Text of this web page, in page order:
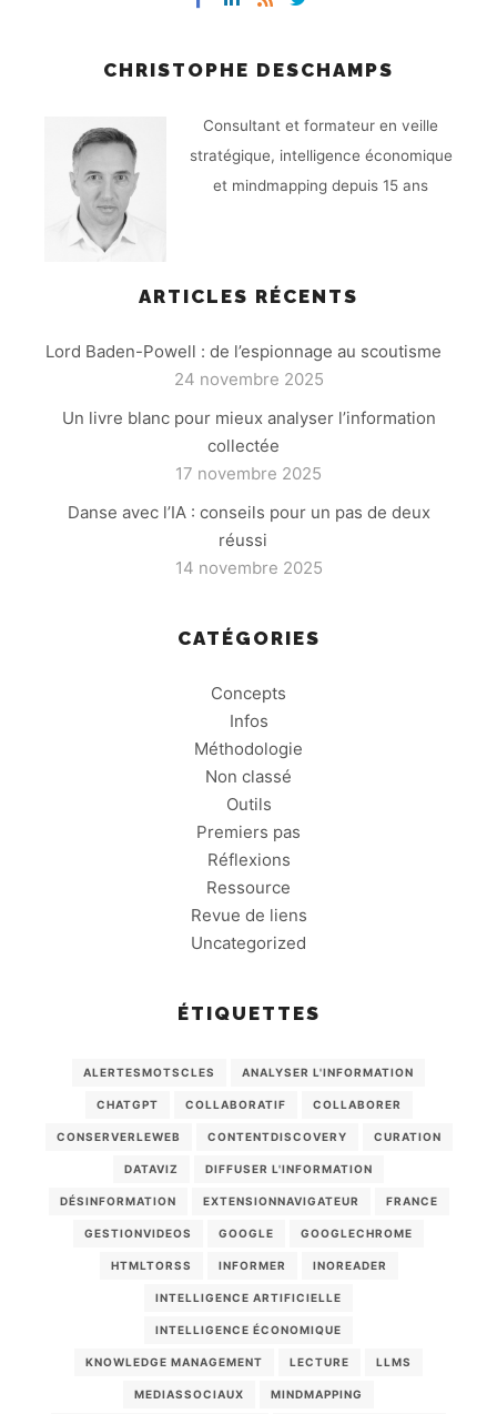
CHRISTOPHE DESCHAMPS
Consultant et formateur en veille
stratégique, intelligence économique
et mindmapping depuis 15 ans
ARTICLES RÉCENTS
Lord Baden-Powell : de l’espionnage au scoutisme
24 novembre 2025
Un livre blanc pour mieux analyser l’information
collectée
17 novembre 2025
Danse avec l’IA : conseils pour un pas de deux
réussi
14 novembre 2025
CATÉGORIES
Concepts
Infos
Méthodologie
Non classé
Outils
Premiers pas
Réflexions
Ressource
Revue de liens
Uncategorized
ÉTIQUETTES
ALERTESMOTSCLES ANALYSER L'INFORMATION
CHATGPT COLLABORATIF COLLABORER
CONSERVERLEWEB CONTENTDISCOVERY CURATION
DATAVIZ DIFFUSER L'INFORMATION
DÉSINFORMATION EXTENSIONNAVIGATEUR FRANCE
GESTIONVIDEOS GOOGLE GOOGLECHROME
HTMLTORSS INFORMER INOREADER
INTELLIGENCE ARTIFICIELLE
INTELLIGENCE ÉCONOMIQUE
KNOWLEDGE MANAGEMENT LECTURE LLMS
MEDIASSOCIAUX MINDMAPPING